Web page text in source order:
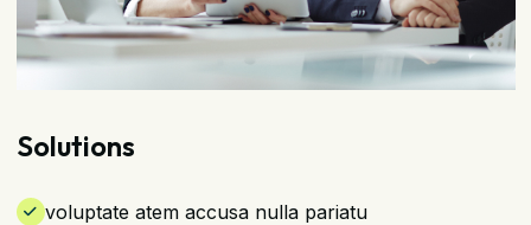
Solutions
voluptate atem accusa nulla pariatu